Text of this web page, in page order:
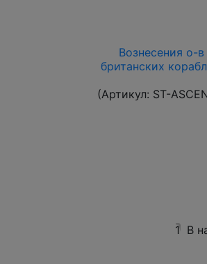
Вознесения о-
британских
(Артикул: ST-
1 В